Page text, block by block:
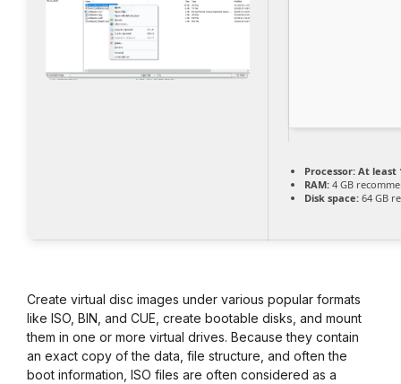
Processor: At least
RAM: 4 GB
Disk space: 64 GB
Create virtual disc images under various popular formats
like ISO, BIN, and CUE, create bootable disks, and mount
them in one or more virtual drives. Because they contain
an exact copy of the data, file structure, and often the
boot information, ISO files are often considered as a